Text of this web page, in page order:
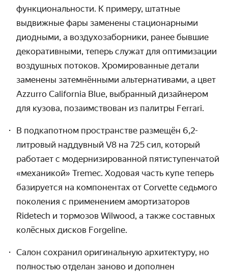
функциональности. К примеру, штатные
выдвижные фары заменены стационарными
диодными, а воздухозаборники, ранее бывшие
декоративными, теперь служат для оптимизации
воздушных потоков. Хромированные детали
заменены затемнёнными альтернативами, а цвет
Azzurro California Blue, выбранный дизайнером
для кузова, позаимствован из палитры Ferrari.
В подкапотном пространстве размещён 6,2-
литровый наддувный V8 на 725 сил, который
работает с модернизированной пятиступенчатой
«механикой» Tremec. Ходовая часть купе теперь
базируется на компонентах от Corvette седьмого
поколения с применением амортизаторов
Ridetech и тормозов Wilwood, а также составных
колёсных дисков Forgeline.
Салон сохранил оригинальную архитектуру, но
полностью отделан заново и дополнен